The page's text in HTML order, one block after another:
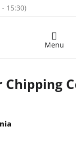
Nákupný
Chipping